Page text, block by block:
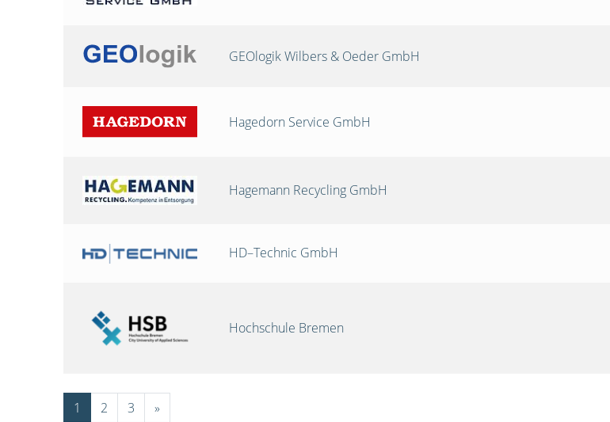
GEOlogik Wilbers & Oeder GmbH
Hagedorn Service GmbH
Hagemann Recycling GmbH
HD–Technic GmbH
Hochschule Bremen
1 2 3 »